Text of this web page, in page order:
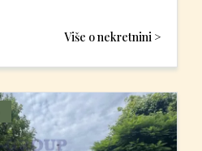
Više o nekretnini >